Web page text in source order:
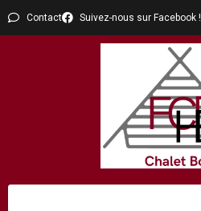
Contact Suivez-nous sur Facebook !